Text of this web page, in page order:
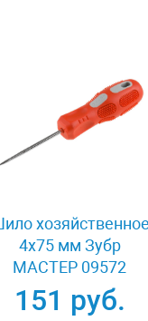
хозяйственное
4x75 мм Зубр
МАСТЕР 09572
151 руб.